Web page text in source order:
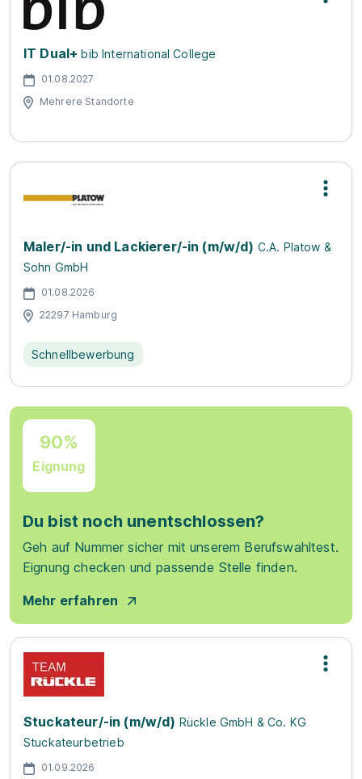
IT Dual+ bib International College
01.08.2027
Mehrere Standorte
Maler/-in und Lackierer/-in (m/w/d) C.A. Platow &
Sohn GmbH
01.08.2026
22297 Hamburg
Schnellbewerbung
90%
Eignung
Du bist noch unentschlossen?
Geh auf Nummer sicher mit unserem Berufswahltest.
Eignung checken und passende Stelle finden.
Mehr erfahren
Stuckateur/-in (m/w/d) Rückle GmbH & Co. KG
Stuckateurbetrieb
01.09.2026